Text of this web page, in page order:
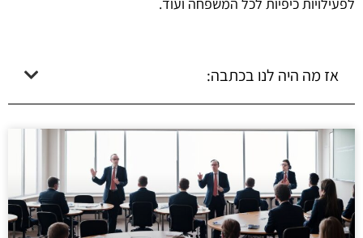
אז מה היה לנו בכתבה: